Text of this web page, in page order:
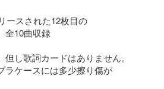
ースされた12枚目の
全10曲収録
し歌詞カードはありません。
ラケースには多少擦り傷が